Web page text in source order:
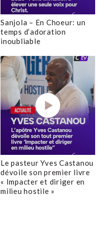
Sanjola – En Choeur: un
temps d’adoration
inoubliable
Le pasteur Yves Castanou
dévoile son premier livre
« Impacter et diriger en
milieu hostile »